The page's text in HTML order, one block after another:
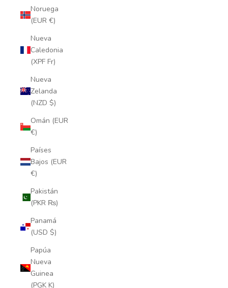
Noruega
(EUR €)
Nueva
Caledonia
(XPF Fr)
Nueva
Zelanda
(NZD $)
Omán (EUR
€)
Países
Bajos (EUR
€)
Pakistán
(PKR ₨)
Panamá
(USD $)
Papúa
Nueva
Guinea
(PGK K)